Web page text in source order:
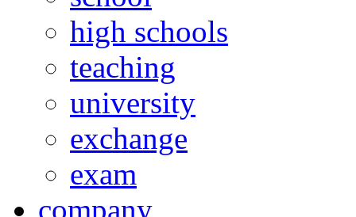
high schools
teaching
university
exchange
exam
company